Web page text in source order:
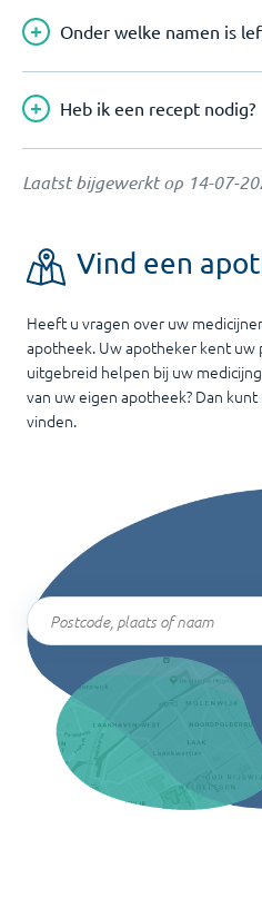
Onder welke namen is
Heb ik een recept nodig?
Laatst bijgewerkt op 14-07-
Vind een
Heeft u vragen over uw
apotheek. Uw apotheker kent uw
uitgebreid helpen bij uw
van uw eigen apotheek? Dan
vinden.